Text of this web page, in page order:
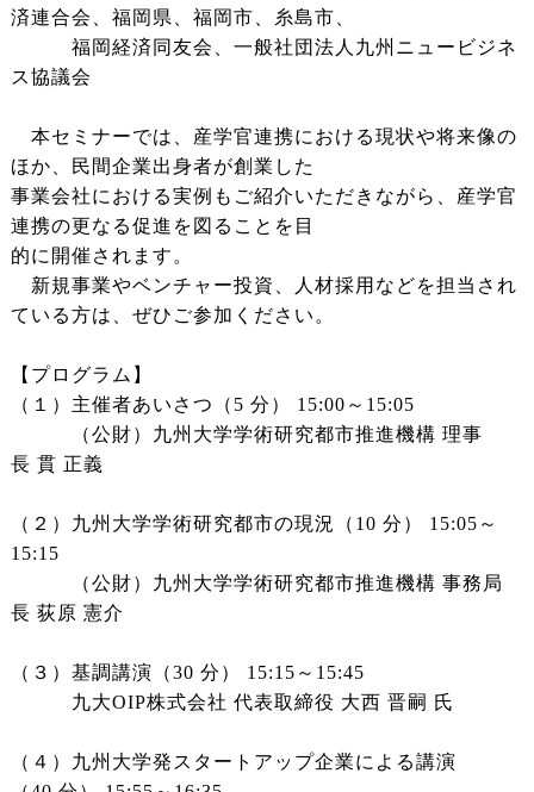
済連合会、福岡県、福岡市、糸島市、
福岡経済同友会、一般社団法人九州ニュービジネ
ス協議会
本セミナーでは、産学官連携における現状や将来像の
ほか、民間企業出身者が創業した
事業会社における実例もご紹介いただきながら、産学官
連携の更なる促進を図ることを目
的に開催されます。
新規事業やベンチャー投資、人材採用などを担当され
ている方は、ぜひご参加ください。
【プログラム】
（１）主催者あいさつ（5 分） 15:00～15:05
（公財）九州大学学術研究都市推進機構 理事
長 貫 正義
（２）九州大学学術研究都市の現況（10 分） 15:05～
15:15
（公財）九州大学学術研究都市推進機構 事務局
長 荻原 憲介
（３）基調講演（30 分） 15:15～15:45
九大OIP株式会社 代表取締役 大西 晋嗣 氏
（４）九州大学発スタートアップ企業による講演